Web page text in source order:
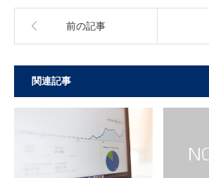
前の記事
関連記事